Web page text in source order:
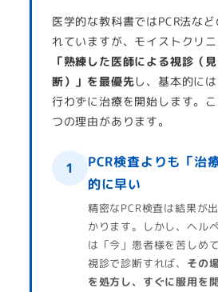
医学的な教科書ではPCR法な
れていますが、モイストクリ
「熟練した医師による視診（
断）」を最優先し、基本的に
行わずに治療を開始します。
つの理由があります。
1
PCR検査よりも「治
的に早い
精密なPCR検査は結果が
かります。しかし、ヘル
は「今」患者様を苦しめ
視診で診断すれば、 その
を処方し、すぐに服用を